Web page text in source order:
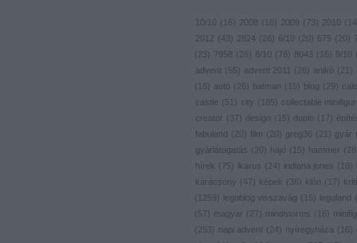
10/10 ( 16 ) 2008 ( 18 ) 2009 ( 73) 2010 (
2012 ( 43) 2824 ( 26 ) 6/10 ( 20) 675 ( 20)
( 23) 7958 ( 26 ) 8/10 ( 78 ) 8043 ( 16 ) 9/10 (
advent ( 55) advent 2011 ( 26 ) anikó ( 21 )
(
18 ) autó ( 26 ) batman ( 15) blog ( 29)
castle ( 51 ) city ( 185) collectable
creator ( 37) design ( 15) duplo ( 17)
fabuland ( 20) film ( 20) greg36 ( 21 ) gyár (
gyárlátogatás ( 20) hajó ( 15) hammer ( 28
hírek ( 75) ikarus ( 24) indiana jones ( 18 )
karácsony ( 47) képek ( 36 ) klón ( 17)
(
1259) legoblog visszavág ( 15) legoland (
( 57) magyar ( 27) mindstorms ( 16 ) minifig
( 253) napi advent ( 24) nyíregyháza ( 16 )